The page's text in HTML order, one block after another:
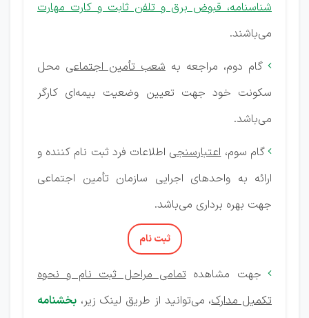
شناسنامه، قبوض برق و تلفن ثابت و کارت مهارت
می‌باشند.
 گام دوم، مراجعه به شعب تأمین اجتماعی محل
سکونت خود جهت تعیین وضعیت بیمه‌ای کارگر
می‌باشد.
 گام سوم،اعتبارسنجی اطلاعات فرد ثبت نام کننده و
ارائه به واحدهای اجرایی سازمان تأمین اجتماعی
جهت بهره برداری می‌باشد.
ثبت نام
 جهت مشاهدهتمامی مراحل ثبت نام و نحوه
تکمیل مدارک، می‌توانید از طریق لینک زیر، بخشنامه